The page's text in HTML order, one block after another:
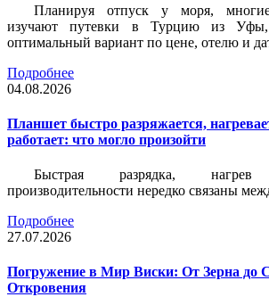
Планируя отпуск у моря,
изучают путевки в Турцию из Уфы,
оптимальный вариант по цене, отелю и
Подробнее
04.08.2026
Планшет быстро разряжается,
работает: что могло произойти
Быстрая разрядка,
производительности нередко связаны
Подробнее
27.07.2026
Погружение в Мир Виски: От Зерна до
Откровения